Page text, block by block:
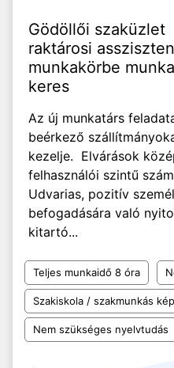
Gödöllői szaküzlet
raktárosi
munkakörbe
keres
Az új munkatárs
beérkező
kezelje. Elvárások
felhasználói szintű
Udvarias, pozitív
befogadására való
kitartó...
Teljes munkaidő 8 óra
Szakiskola / szakmunkás
Nem szükséges nyelvtudás